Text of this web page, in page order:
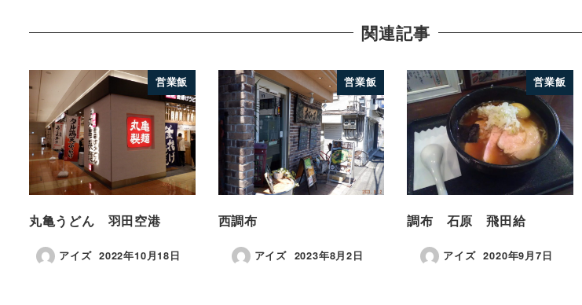
関連記事
営業飯
丸亀うどん 羽田空港
アイズ 2022年10月18日
営業飯
西調布
アイズ 2023年8月2日
営業飯
調布 石原 飛田給
アイズ 2020年9月7日